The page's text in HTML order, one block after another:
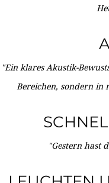
"Ein klares Akustik-
Bereichen, sondern in
"Gestern hast